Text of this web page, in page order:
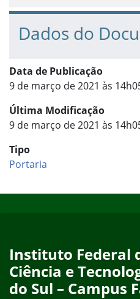
Dados do
Data de Publicação
9 de março de 2021 às
Última Modificação
9 de março de 2021 às
Tipo
Portaria
Instituto Federal
Ciência e
do Sul – Campus